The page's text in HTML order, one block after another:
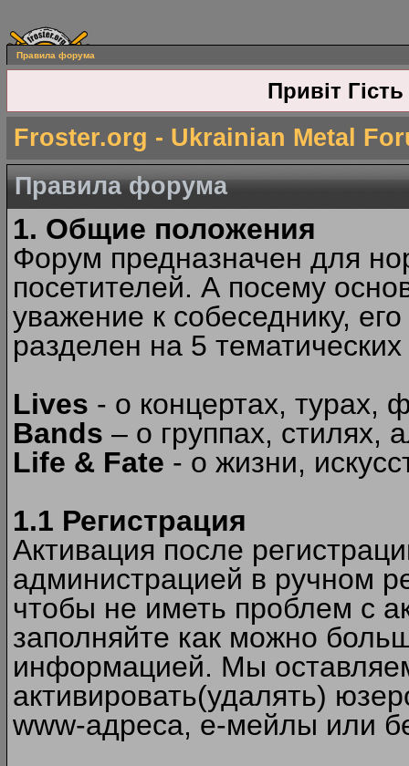
Правила форума
Привіт Гість
Froster.org - Ukrainian Metal
Правила форума
1. Общие положения
Форум предназначен для
посетителей. А посему
уважение к собеседнику,
разделен на 5
Lives - о концертах, турах,
Bands – о группах, стилях,
Life & Fate - о жизни,
1.1 Регистрация
Активация после
администрацией в ручном
чтобы не иметь проблем с
заполняйте как можно
информацией. Мы
активировать(удалять)
www-адреса, е-мейлы или